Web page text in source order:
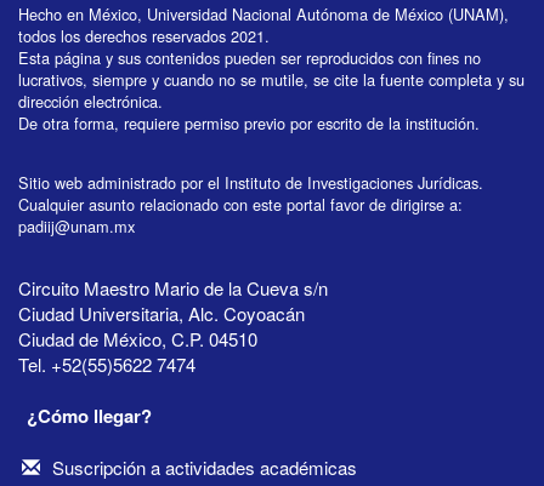
Hecho en México, Universidad Nacional Autónoma de México (UNAM),
todos los derechos reservados 2021.
Esta página y sus contenidos pueden ser reproducidos con fines no
lucrativos, siempre y cuando no se mutile, se cite la fuente completa y su
dirección electrónica.
De otra forma, requiere permiso previo por escrito de la institución.
Sitio web administrado por el Instituto de Investigaciones Jurídicas.
Cualquier asunto relacionado con este portal favor de dirigirse a:
padiij@unam.mx
Circuito Maestro Mario de la Cueva s/n
Ciudad Universitaria, Alc. Coyoacán
Ciudad de México, C.P. 04510
Tel. +52(55)5622 7474
¿Cómo llegar?
Suscripción a actividades académicas